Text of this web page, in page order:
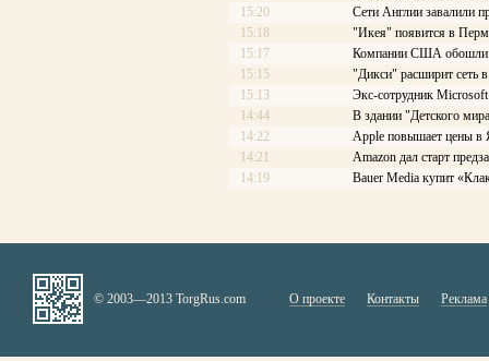
15:20
Сети Англии завалили
15:18
"Икея" появится в
15:17
Компании США обошли
15:15
"Дикси" расширит сеть
15:13
Экс-сотрудник
14:44
В здании "Детского
14:22
Apple повышает цены в
14:21
Amazon дал старт
14:19
Bauer Media купит
© 2003—2013 TorgRus.com О проекте Контакты Реклама